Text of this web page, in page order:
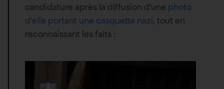
candidature après la diffusion d’une photo
d’elle portant une casquette nazi, tout en
reconnaissant les faits :